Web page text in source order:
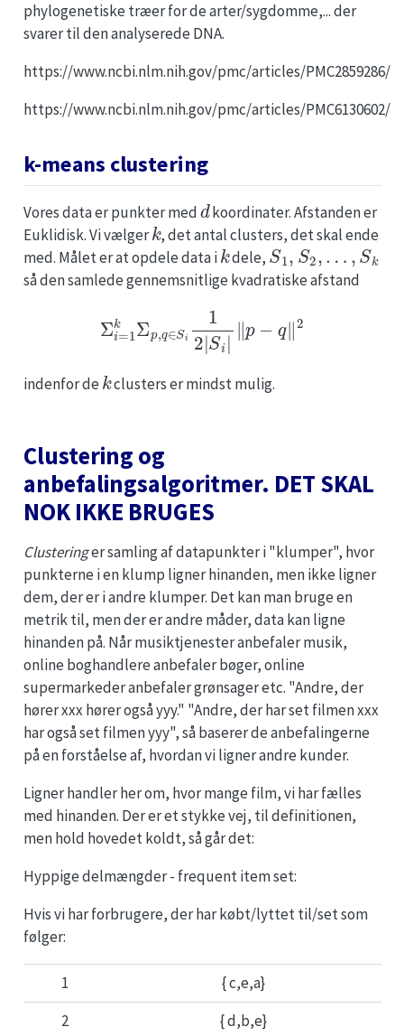
phylogenetiske træer for de arter/sygdomme,... der
svarer til den analyserede DNA.
https://www.ncbi.nlm.nih.gov/pmc/articles/PMC2859286/
https://www.ncbi.nlm.nih.gov/pmc/articles/PMC6130602/
k-means clustering
Vores data er punkter med
d
koordinater. Afstanden er
Euklidisk. Vi vælger
k
, det antal clusters, det skal ende
med. Målet er at opdele data i
k
dele,
S1,S2,…,Sk
så den samlede gennemsnitlige kvadratiske afstand
1
indenfor de
k
clusters er mindst mulig.
Clustering og
anbefalingsalgoritmer. DET SKAL
NOK IKKE BRUGES
Clusteringer samling af datapunkter i "klumper", hvor
punkterne i en klump ligner hinanden, men ikke ligner
dem, der er i andre klumper. Det kan man bruge en
metrik til, men der er andre måder, data kan ligne
hinanden på. Når musiktjenester anbefaler musik,
online boghandlere anbefaler bøger, online
supermarkeder anbefaler grønsager etc. "Andre, der
hører xxx hører også yyy." "Andre, der har set filmen xxx
har også set filmen yyy", så baserer de anbefalingerne
på en forståelse af, hvordan vi ligner andre kunder.
Ligner handler her om, hvor mange film, vi har fælles
med hinanden. Der er et stykke vej, til definitionen,
men hold hovedet koldt, så går det:
Hyppige delmængder - frequent item set:
Hvis vi har forbrugere, der har købt/lyttet til/set som
følger:
1
{ c,e,a}
2
{ d,b,e}